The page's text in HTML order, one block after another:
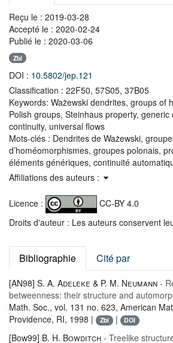
Reçu le : 2019-03-28
Accepté le : 2020-02-24
Publié le : 2020-03-06
Zbl
DOI : 10.5802/jep.121
Classification : 22F50, 57S05, 37B05
Keywords: Ważewski dendrites, groups of
Polish groups, Steinhaus property,
continuity, universal flows
Mots-clés : Dendrites de Ważewski,
d’homéomorphismes, groupes polonais,
éléments génériques, continuité
Affiliations des auteurs :
Licence :
CC-BY 4.0
Droits d'auteur : Les auteurs conservent
Bibliographie Cité par
[AN98] S. A. Adeleke & P. M. Neumann -
betweenness: their structure and
Math. Soc., vol. 131 no. 623, American
Providence, RI, 1998 |
Zbl | DOI
[Bow99] B. H. Bowditch - Treelike